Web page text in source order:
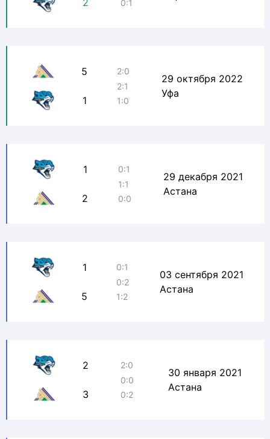
2 0:1
5
1
2:0
2:1
1:0
29 октября 2022
Уфа
1
2
0:1
1:1
0:0
29 декабря 2021
Астана
1
5
0:1
0:2
1:2
03 сентября 2021
Астана
2
3
2:0
0:0
0:2
30 января 2021
Астана